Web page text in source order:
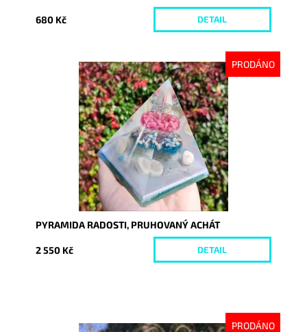
680 Kč DETAIL
PRODÁNO
Dostupnost:
Vyprodáno
9265
PYRAMIDA RADOSTI, PRUHOVANÝ ACHÁT
2 550 Kč DETAIL
PRODÁNO